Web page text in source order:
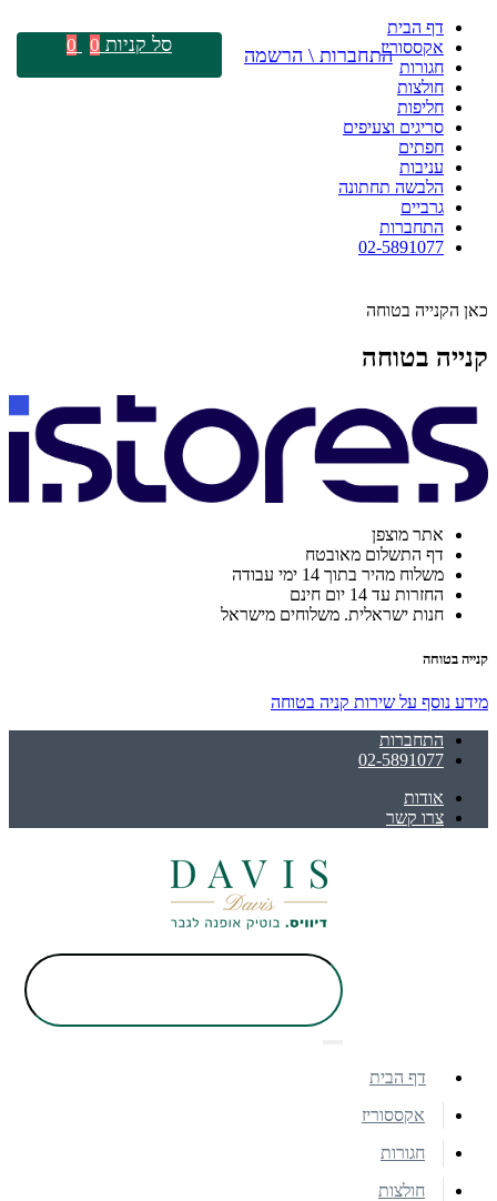
דף הבית
אקססוריז
חגורות
חולצות
חליפות
סריגים וצעיפים
חפתים
עניבות
הלבשה תחתונה
גרביים
התחברות
02-5891077
כאן הקנייה בטוחה
קנייה בטוחה
אתר מוצפן
דף התשלום מאובטח
משלוח מהיר בתוך 14 ימי עבודה
החזרות עד 14 יום חינם
חנות ישראלית. משלוחים מישראל
קנייה בטוחה
מידע נוסף על שירות קניה בטוחה
התחברות
02-5891077
אודות
צרו קשר
התחברות \ הרשמה סל קניות 0
0
דף הבית
אקססוריז
חגורות
חולצות